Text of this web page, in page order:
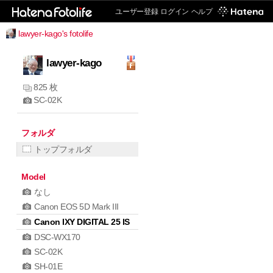
ユーザー登録 ログイン ヘルプ
lawyer-kago's fotolife
lawyer-kago
825 枚
SC-02K
フォルダ
トップフォルダ
Model
なし
Canon EOS 5D Mark III
Canon IXY DIGITAL 25 IS
DSC-WX170
SC-02K
SH-01E